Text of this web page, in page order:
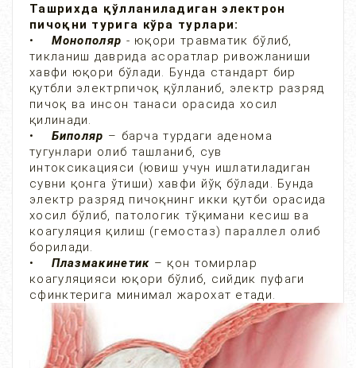
Ташрихда қўлланиладиган электрон
пичоқни турига кўра турлари:
• Монополяр - юқори травматик бўлиб,
тикланиш даврида асоратлар ривожланиши
хавфи юқори бўлади. Бунда стандарт бир
қутбли электрпичоқ қўлланиб, электр разряд
пичоқ ва инсон танаси орасида хосил
қилинади.
• Биполяр – барча турдаги аденома
тугунлари олиб ташланиб, сув
интоксикацияси (ювиш учун ишлатиладиган
сувни қонга ўтиши) хавфи йўқ бўлади. Бунда
электр разряд пичоқнинг икки қутби орасида
хосил бўлиб, патологик тўқимани кесиш ва
коагуляция қилиш (гемостаз) параллел олиб
борилади.
• Плазмакинетик – қон томирлар
коагуляцияси юқори бўлиб, сийдик пуфаги
сфинктерига минимал жарохат етади.